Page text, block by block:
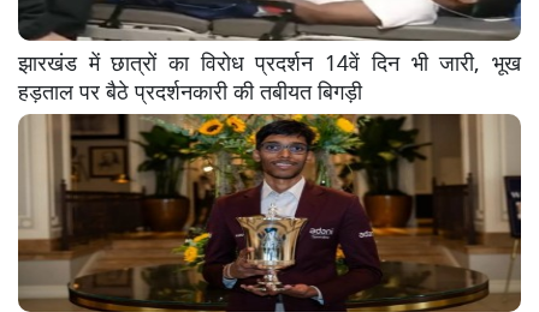
झारखंड में छात्रों का विरोध प्रदर्शन 14वें दिन भी जारी, भूख
हड़ताल पर बैठे प्रदर्शनकारी की तबीयत बिगड़ी